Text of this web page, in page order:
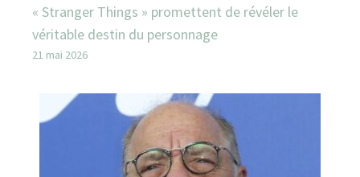
« Stranger Things » promettent de révéler le
véritable destin du personnage
21 mai 2026